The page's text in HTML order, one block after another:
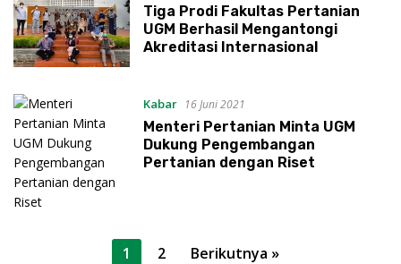
Tiga Prodi Fakultas Pertanian
UGM Berhasil Mengantongi
Akreditasi Internasional
Kabar 16 Juni 2021
Menteri Pertanian Minta UGM
Dukung Pengembangan
Pertanian dengan Riset
1 2 Berikutnya »